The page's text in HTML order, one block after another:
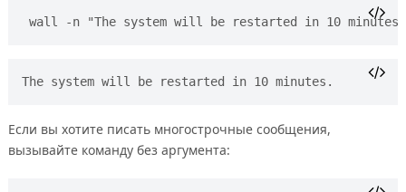
wall -n "The system will be restarted in 10
Если вы хотите писать многострочные сообщения,
вызывайте команду без аргумента: